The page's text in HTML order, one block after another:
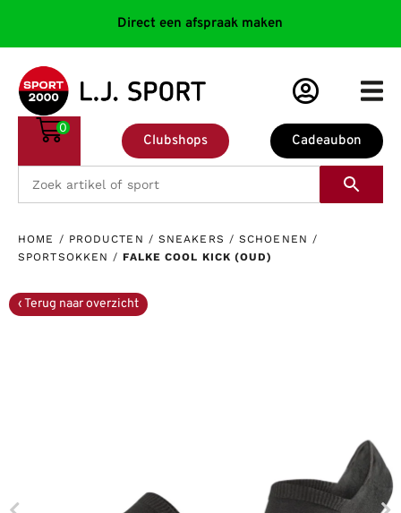
Direct een afspraak maken
Cadeaubon
Clubshops
0
HOME / PRODUCTEN / SNEAKERS /SCHOENEN /
SPORTSOKKEN /FALKE COOL KICK (OUD)